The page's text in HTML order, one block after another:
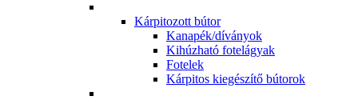
Kárpitozott bútor
Kanapék/díványok
Kihúzható fotelágyak
Fotelek
Kárpitos kiegészítő bútorok